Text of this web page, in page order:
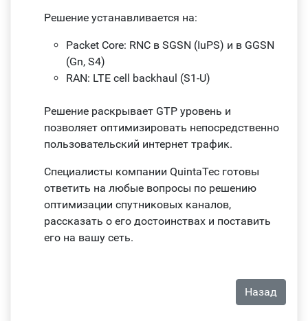
Решение устанавливается на:
Packet Core: RNC в SGSN (IuPS) и в GGSN
(Gn, S4)
RAN: LTE cell backhaul (S1-U)
Решение раскрывает GTP уровень и
позволяет оптимизировать непосредственно
пользовательский интернет трафик.
Специалисты компании QuintaTec готовы
ответить на любые вопросы по решению
оптимизации спутниковых каналов,
рассказать о его достоинствах и поставить
его на вашу сеть.
Назад